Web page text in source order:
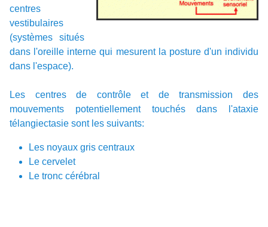
centres
vestibulaires
(systèmes situés
dans l'oreille interne qui mesurent la posture d'un individu
dans l'espace).
Les centres de contrôle et de transmission des
mouvements potentiellement touchés dans l'ataxie
télangiectasie sont les suivants:
Les noyaux gris centraux
Le cervelet
Le tronc cérébral